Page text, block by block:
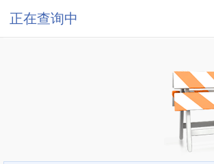
正在查询中